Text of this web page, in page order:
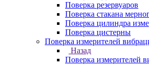
Поверка резервуаров
Поверка стакана
Поверка цилиндра
Поверка цистерны
Поверка измерителей
Назад
Поверка измерителей